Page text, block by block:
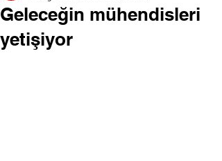
Geleceğin mühendisleri
yetişiyor